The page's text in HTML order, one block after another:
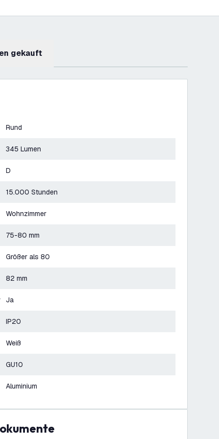
gekauft
Rund
345 Lumen
D
15.000 Stunden
Wohnzimmer
75-80 mm
Größer als 80
82 mm
Ja
IP20
Weiß
GU10
Aluminium